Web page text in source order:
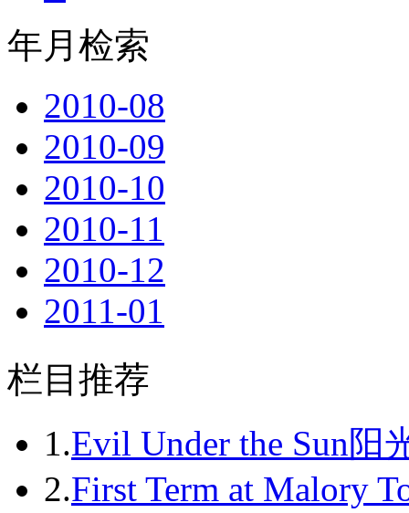
年月检索
2010-08
2010-09
2010-10
2010-11
2010-12
2011-01
2011-02
2011-03
2011-04
2011-05
栏目推荐
1.Evil Under the Sun阳
2.First Term at Malory